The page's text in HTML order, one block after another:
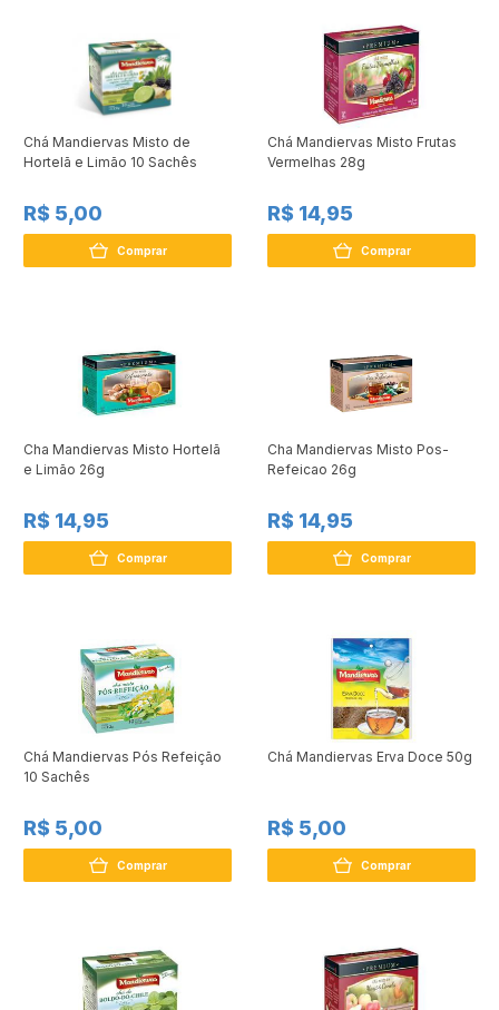
Chá Mandiervas Misto de
Hortelã e Limão 10 Sachês
R$ 5,00
Comprar
Chá Mandiervas Misto Frutas
Vermelhas 28g
R$ 14,95
Comprar
Cha Mandiervas Misto Hortelã
e Limão 26g
R$ 14,95
Comprar
Cha Mandiervas Misto Pos-
Refeicao 26g
R$ 14,95
Comprar
Chá Mandiervas Pós Refeição
10 Sachês
R$ 5,00
Comprar
Chá Mandiervas Erva Doce 50g
R$ 5,00
Comprar